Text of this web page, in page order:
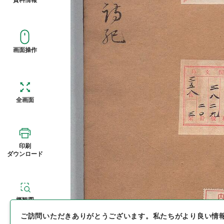
画面操作
全画面
印刷
ダウンロード
概観図
ご訪問いただきありがとうございます。 私たちがより良い情